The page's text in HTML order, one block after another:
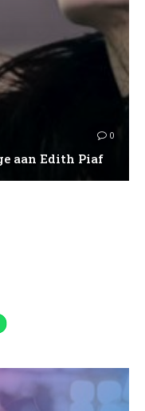
0
aan Edith Piaf